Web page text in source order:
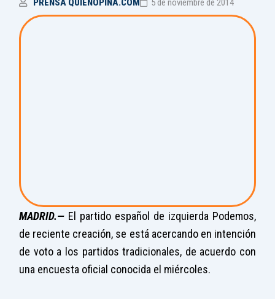
MADRID.— El partido español de izquierda Podemos,
de reciente creación, se está acercando en intención
de voto a los partidos tradicionales, de acuerdo con
una encuesta oficial conocida el miércoles.